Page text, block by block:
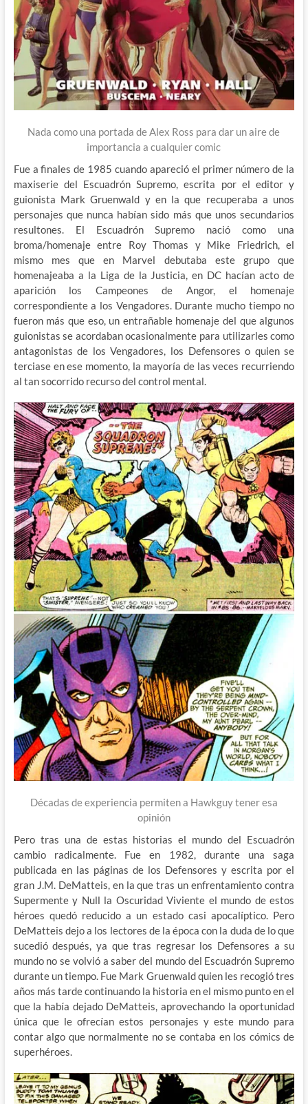
Nada como una portada de Alex Ross para dar un aire de
importancia a cualquier comic
Fue a finales de 1985 cuando apareció el primer número de la
maxiserie del Escuadrón Supremo, escrita por el editor y
guionista Mark Gruenwald y en la que recuperaba a unos
personajes que nunca habían sido más que unos secundarios
resultones. El Escuadrón Supremo nació como una
broma/homenaje entre Roy Thomas y Mike Friedrich, el
mismo mes que en Marvel debutaba este grupo que
homenajeaba a la Liga de la Justicia, en DC hacían acto de
aparición los Campeones de Angor, el homenaje
correspondiente a los Vengadores. Durante mucho tiempo no
fueron más que eso, un entrañable homenaje del que algunos
guionistas se acordaban ocasionalmente para utilizarles como
antagonistas de los Vengadores, los Defensores o quien se
terciase en ese momento, la mayoría de las veces recurriendo
al tan socorrido recurso del control mental.
Décadas de experiencia permiten a Hawkguy tener esa
opinión
Pero tras una de estas historias el mundo del Escuadrón
cambio radicalmente. Fue en 1982, durante una saga
publicada en las páginas de los Defensores y escrita por el
gran J.M. DeMatteis, en la que tras un enfrentamiento contra
Supermente y Null la Oscuridad Viviente el mundo de estos
héroes quedó reducido a un estado casi apocalíptico. Pero
DeMatteis dejo a los lectores de la época con la duda de lo que
sucedió después, ya que tras regresar los Defensores a su
mundo no se volvió a saber del mundo del Escuadrón Supremo
durante un tiempo. Fue Mark Gruenwald quien les recogió tres
años más tarde continuando la historia en el mismo punto en el
que la había dejado DeMatteis, aprovechando la oportunidad
única que le ofrecían estos personajes y este mundo para
contar algo que normalmente no se contaba en los cómics de
superhéroes.